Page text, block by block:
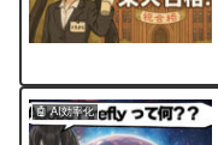
🤖 AI効率化